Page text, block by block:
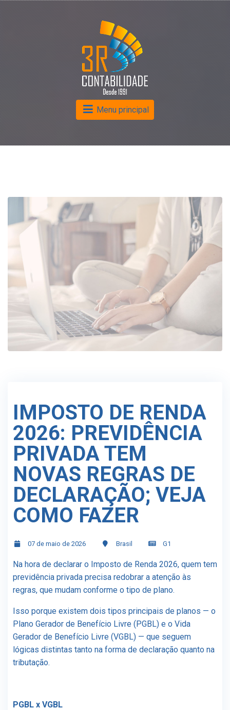
Menu principal
IMPOSTO DE RENDA
2026: PREVIDÊNCIA
PRIVADA TEM
NOVAS REGRAS DE
DECLARAÇÃO; VEJA
COMO FAZER
07 de maio de 2026 Brasil G1
Na hora de declarar o Imposto de Renda 2026, quem tem
previdência privada precisa redobrar a atenção às
regras, que mudam conforme o tipo de plano.
Isso porque existem dois tipos principais de planos — o
Plano Gerador de Benefício Livre (PGBL) e o Vida
Gerador de Benefício Livre (VGBL) — que seguem
lógicas distintas tanto na forma de declaração quanto na
tributação.
PGBL x VGBL